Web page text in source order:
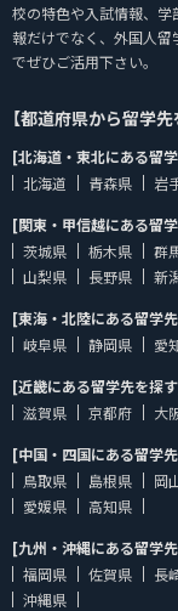
校の特色や入試情報、
報だけでなく、外国人
でぜひご活用下さい。
【都道府県から留学先
[北海道・東北にある留
北海道
青森県 岩
[関東・甲信越にある留
茨城県
栃木県 群
山梨県
長野県
新
[東海・北陸にある留学
岐阜県
静岡県 愛
[近畿にある留学先を探
滋賀県
京都府 大
[中国・四国にある留学
鳥取県
島根県 岡
愛媛県
高知県
[九州・沖縄にある留学
福岡県
佐賀県 長
沖縄県